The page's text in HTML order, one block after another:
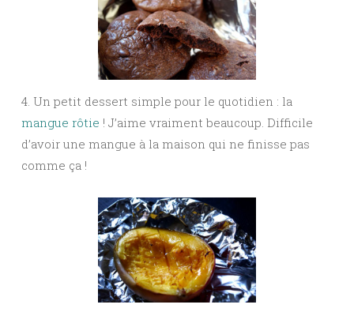
4. Un petit dessert simple pour le quotidien : la
mangue rôtie ! J’aime vraiment beaucoup. Difficile
d’avoir une mangue à la maison qui ne finisse pas
comme ça !